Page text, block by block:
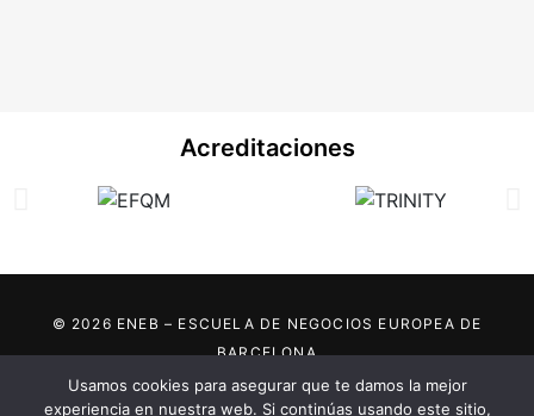
Acreditaciones
© 2026 ENEB – ESCUELA DE NEGOCIOS EUROPEA DE
BARCELONA
Marca registrada por:
Usamos cookies para asegurar que te damos la mejor
experiencia en nuestra web. Si continúas usando este sitio,